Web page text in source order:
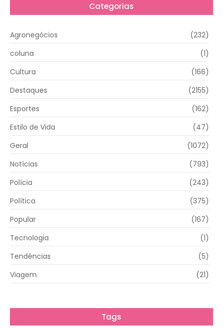
Categorias
Agronegócios
(232)
coluna
(1)
Cultura
(166)
Destaques
(2155)
Esportes
(162)
Estilo de Vida
(47)
Geral
(1072)
Notícias
(793)
Polícia
(243)
Política
(375)
Popular
(167)
Tecnologia
(1)
Tendências
(5)
Viagem
(21)
Tags